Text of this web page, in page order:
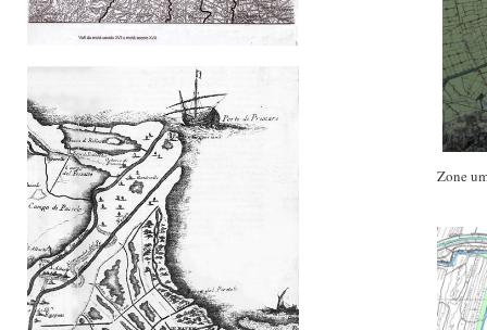
Zone